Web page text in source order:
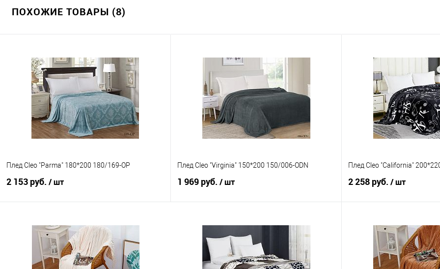
ПОХОЖИЕ ТОВАРЫ (8)
Плед Cleo "Parma" 180*200 180/169-OP
2 153 руб. / шт
Купить в 1 клик
Сравнение
В избранное
В наличии
Плед Cleo "Virginia" 150*200 150/006-ODN
1 969 руб. / шт
Купить в 1 клик
Сравнение
В избранное
В наличии
Плед Cleo "California"
2 258 руб. / шт
Купить в 1 клик
В избранное